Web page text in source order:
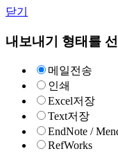
닫기
내보내기 형태를
메일전송
인쇄
Excel저장
Text저장
EndNote /
RefWorks